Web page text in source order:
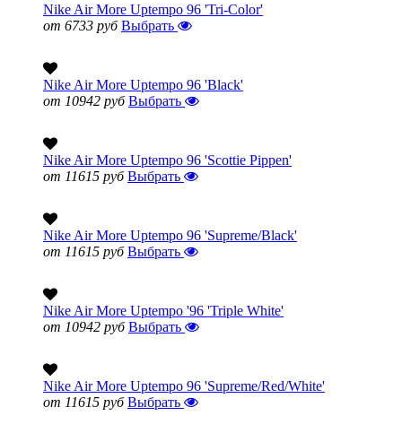
Nike Air More Uptempo 96 'Tri-Color'
от 6733 руб Выбрать
Nike Air More Uptempo 96 'Black'
от 10942 руб Выбрать
Nike Air More Uptempo 96 'Scottie Pippen'
от 11615 руб Выбрать
Nike Air More Uptempo 96 'Supreme/Black'
от 11615 руб Выбрать
Nike Air More Uptempo '96 'Triple White'
от 10942 руб Выбрать
Nike Air More Uptempo 96 'Supreme/Red/White'
от 11615 руб Выбрать